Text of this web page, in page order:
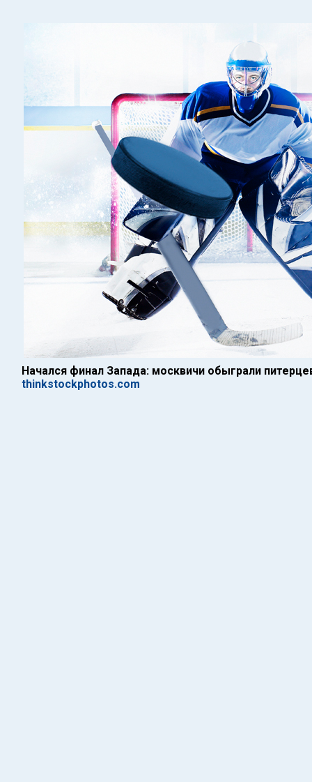
Начался финал Запада: москвичи обыграли
thinkstockphotos.com